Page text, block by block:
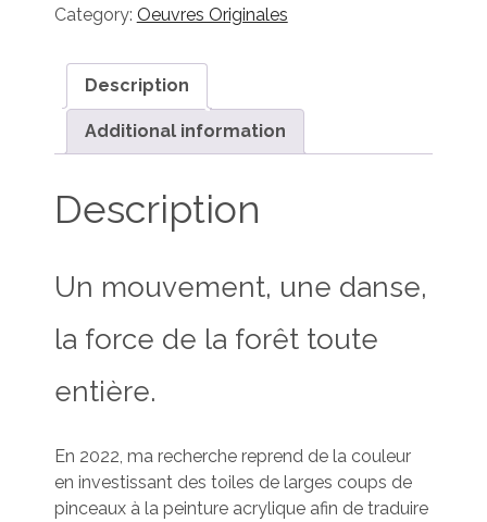
Category: Oeuvres Originales
Description
Additional information
Description
Un mouvement, une danse,
la force de la forêt toute
entière.
En 2022, ma recherche reprend de la couleur
en investissant des toiles de larges coups de
pinceaux à la peinture acrylique afin de traduire